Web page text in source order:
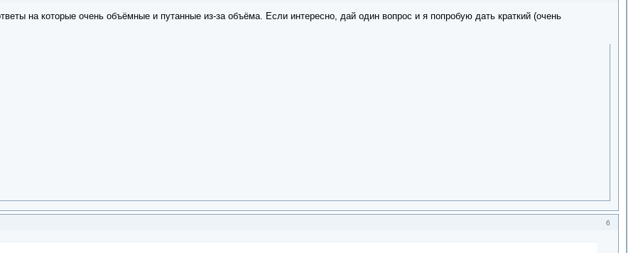
на которые очень объёмные и путанные из-за объёма. Если интересно, дай один вопрос и я попробую дать краткий (очень
6